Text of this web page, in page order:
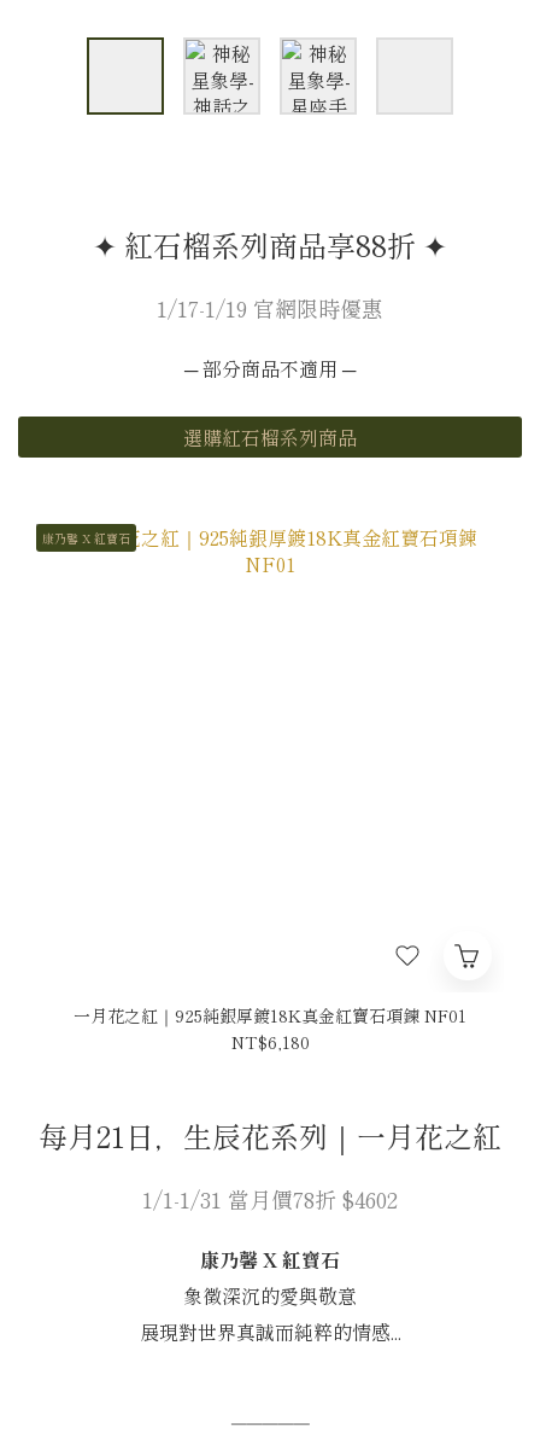
✦ 紅石榴系列商品享88折 ✦
1/17-1/19 官網限時優惠
─ 部分商品不適用 ─
選購紅石榴系列商品
康乃馨 X 紅寶石
一月花之紅｜925純銀厚鍍18K真金紅寶石項鍊 NF01
NT$6,180
每月21日，生辰花系列｜一月花之紅
1/1-1/31 當月價78折 $4602
康乃馨 X 紅寶石
象徵深沉的愛與敬意
展現對世界真誠而純粹的情感...
─────